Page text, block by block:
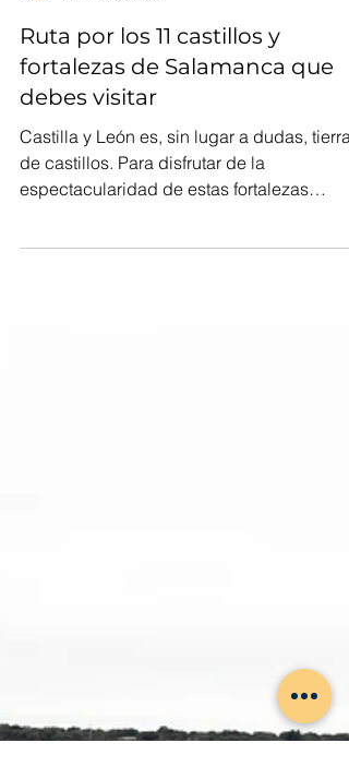
Rebeca Díez
6 min de lectura
Ruta por los 11 castillos y
fortalezas de Salamanca que
debes visitar
Castilla y León es, sin lugar a dudas, tierra
espectacularidad de estas fortalezas